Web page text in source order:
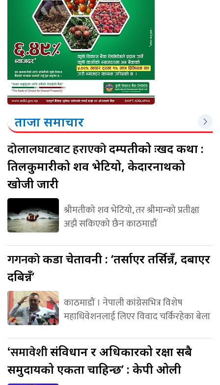
ताजा समाचार
दोलालघाटबाट हराएकोदम्पतीको दुःखद कथा :
तिलकुमारीको शव भेटियो, केदारनाथको
खोजी जारी
श्रीमतीको शव भेटियो, तर श्रीमान्को प्रतीक्षा
अझै सकिएको छैन काठमाडौं
गगनकोकडा चेतावनी : ‘तर्साएर तर्सिन्नँ, दबाएर
दबिन्नँ’
काठमाडौं । नेपाली कांग्रेसभित्र विशेष
महाधिवेशनलाई लिएर विवाद चर्किरहेका बेला
‘समावेशीसंविधान र अधिकारको रक्षा सबै
समुदायको एकता चाहिन्छ’ : केपी ओली